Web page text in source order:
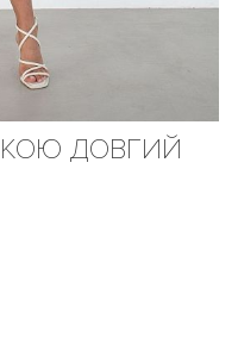
ДОВГИЙ